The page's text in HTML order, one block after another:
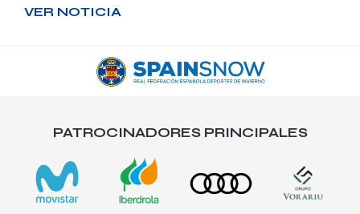
VER NOTICIA
PATROCINADORES PRINCIPALES